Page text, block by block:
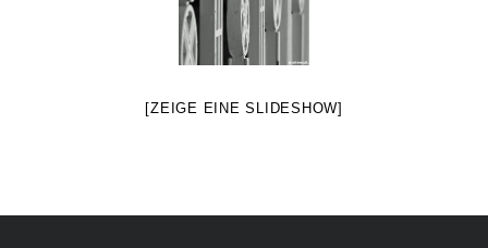
[ZEIGE EINE SLIDESHOW]